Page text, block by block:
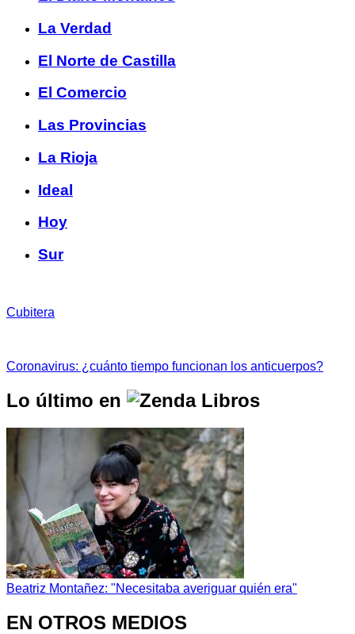
La Verdad
El Norte de Castilla
El Comercio
Las Provincias
La Rioja
Ideal
Hoy
Sur
Cubitera
Coronavirus: ¿cuánto tiempo funcionan los anticuerpos?
Lo último en
Beatriz Montañez: "Necesitaba averiguar quién era"
EN OTROS MEDIOS